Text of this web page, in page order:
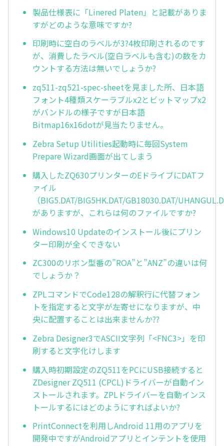
製品仕様表に「Linered Platen」と記載がありま
すがどのような意味ですか?
印刷時に空白のラベルが3?4枚印刷されるのです
が、消費したラベル(空白ラベルも含む)の数をカ
ウントする方法は無いでしょうか?
zq511-zq521-spec-sheetを見ました所、日本語
フォント4種類スケーラブルx2とビットマップx2
がバンドルの様子ですが日本語
Bitmap16x16dotが見当たりません。
Zebra Setup Utilities起動時に毎回System
Prepare Wizard画面が出てしまう
購入したZQ630プリンターのEドライブにDATフ
ァイル
（BIG5.DAT/BIG5HK.DAT/GB18030.DAT/
がありますが、これらは何のファイルですか?
Windows10 Updateのインストール後にプリン
ター印刷が全くできない
ZC300のリボン型番の”ROA”と”ANZ”の違いは何
でしょうか？
ZPLコマンドでCode128の解釈行に代替フォン
トを指定すると文字が左寄せになりますが、中
央に配置することは出来ませんか??
Zebra Designer3でASCII文字列「<FNC3>」を印
刷すると文字化けします
購入時初期設定のZQ511をPCにUSB接続すると
ZDesigner ZQ511 (CPCL)ドライバーが自動イン
ストールされます。ZPLドライバーを自動インス
トールするにはどのようにすればよいか?
PrintConnectを利用しAndroid 11用のアプリを
開発中ですがAndroidアプリとインテントを使用